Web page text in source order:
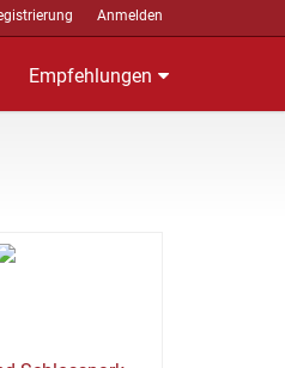
Anmelden
Empfehlungen